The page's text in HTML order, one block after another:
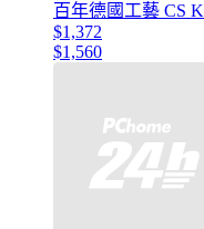
百年德國工藝 CS
$1,372
$1,560